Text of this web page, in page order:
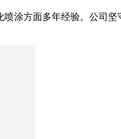
涂方面多年经验。公司坚